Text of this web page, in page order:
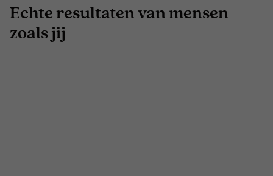
Echte resultaten van mensen
zoals jij